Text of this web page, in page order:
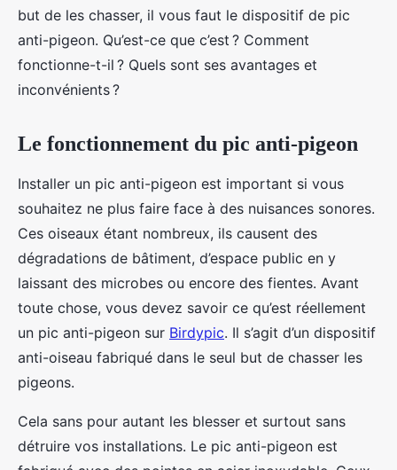
jacqueline•15 octobre 2023• 2 min de lecture
but de les chasser, il vous faut le dispositif de pic
anti-pigeon. Qu’est-ce que c’est ? Comment
fonctionne-t-il ? Quels sont ses avantages et
inconvénients ?
Le fonctionnement du pic anti-pigeon
Installer un pic anti-pigeon est important si vous
souhaitez ne plus faire face à des nuisances sonores.
Ces oiseaux étant nombreux, ils causent des
dégradations de bâtiment, d’espace public en y
laissant des microbes ou encore des fientes. Avant
toute chose, vous devez savoir ce qu’est réellement
un pic anti-pigeon sur Birdypic. Il s’agit d’un dispositif
anti-oiseau fabriqué dans le seul but de chasser les
pigeons.
Cela sans pour autant les blesser et surtout sans
détruire vos installations. Le pic anti-pigeon est